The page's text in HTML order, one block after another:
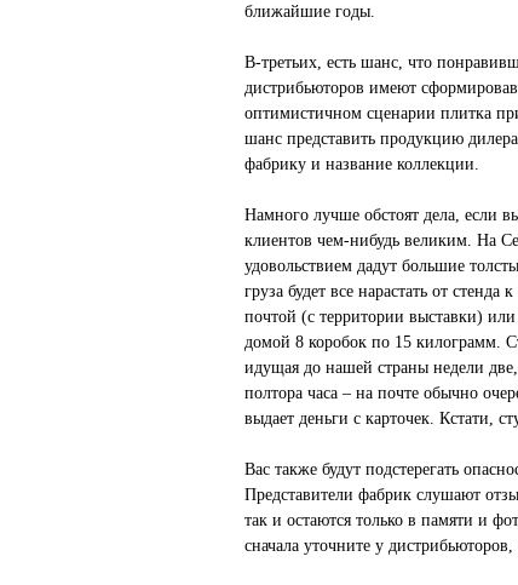
ближайшие годы.
В-третьих, есть шанс, что
дистрибьюторов имеют
оптимистичном сценарии плитка
шанс представить продукцию
фабрику и название коллекции.
Намного лучше обстоят дела, если
клиентов чем-нибудь великим. На
удовольствием дадут большие
груза будет все нарастать от
почтой (с территории выставки)
домой 8 коробок по 15 килограмм.
идущая до нашей страны недели
полтора часа – на почте обычно
выдает деньги с карточек. Кстати,
Вас также будут подстерегать
Представители фабрик слушают
так и остаются только в памяти и
сначала уточните у